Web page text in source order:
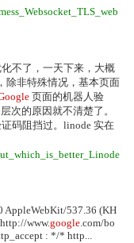
不了，一天下来，大概
除非特殊情况，基本页面
页面的机器人验
次的原因就不清楚了。
码阻挡过。linode 实在
AppleWebKit/537.36 (KH
www.google.com/bo
: */* http...